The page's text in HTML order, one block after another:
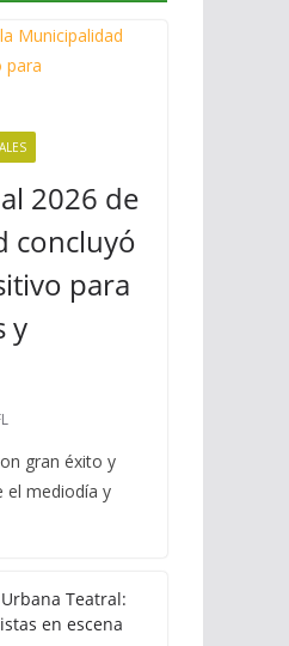
2026 de
concluyó
para
y
gran éxito y
el mediodía y
Teatral:
en escena